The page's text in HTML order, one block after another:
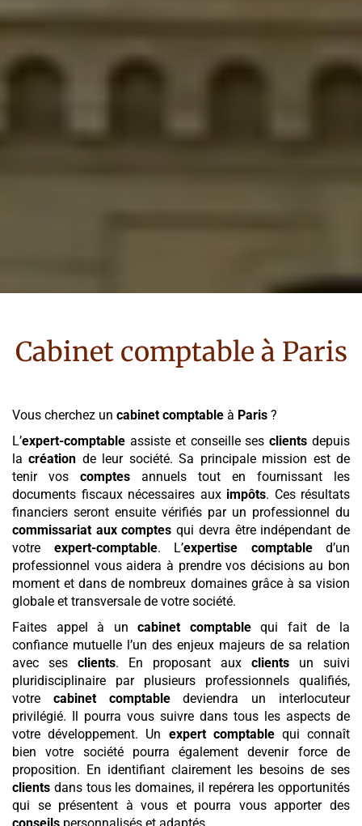
Cabinet comptable à Paris
Vous cherchez un cabinet comptable à Paris ?
L’expert-comptable assiste et conseille sesclients depuis
lacréation de leur société. Sa principale mission est de
tenir vos comptes annuels tout en fournissant les
documents fiscaux nécessaires aux impôts. Ces résultats
financiers seront ensuite vérifiés par un professionnel du
commissariat aux comptes qui devra être indépendant de
votre expert-comptable. L’expertise comptabled’un
professionnel vous aidera à prendre vos décisions au bon
moment et dans de nombreux domaines grâce à sa vision
globale et transversale de votre société.
Faites appel à uncabinet comptablequi fait de la
confiance mutuelle l’un des enjeux majeurs de sa relation
avec ses clients. En proposant aux clients un suivi
pluridisciplinaire par plusieurs professionnels qualifiés,
votre cabinet comptabledeviendra un interlocuteur
privilégié. Il pourra vous suivre dans tous les aspects de
votre développement. Un expert comptablequi connaît
bien votre société pourra également devenir force de
proposition. En identifiant clairement les besoins de ses
clients dans tous les domaines, il repérera les opportunités
qui se présentent à vous et pourra vous apporter des